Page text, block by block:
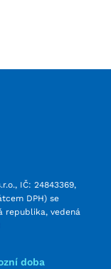
IČ: 24843369,
DPH) se
republika, vedená
doba